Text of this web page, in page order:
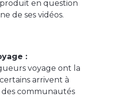
en question
de ses vidéos.
:
voyage ont la
arrivent à
communautés